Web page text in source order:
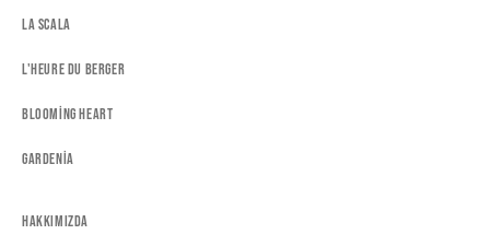
La Scala
L'heure Du Berger
Blooming Heart
Gardenia
Hakkımızda